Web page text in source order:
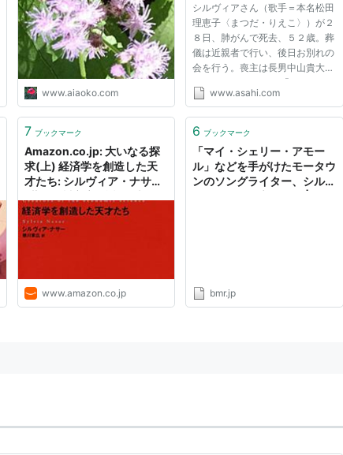
（Sylvia）」1973年が最
強！【名曲・名盤】 -
Arigato 毎日幸せを感じる
「懐かしい曲」と「思い出」
と「終活」
www.aiaoko.com
シルヴィアさん（歌手＝本名松田
理恵子〈まつだ・りえこ〉）が２
８日、肺がんで死去、５２歳。葬
儀は近親者で行い、後日お別れの
会を行う。喪主は長男中山貴大
（きだい）さん。 「ロス・イ
ンディオス＆シルヴィア」のボー
「うそよ今夜も」などを歌った。
「...
www.asahi.com
7 ブックマーク
Amazon.co.jp: 大いなる探
求(上) 経済学を創造した天
才たち: シルヴィア・ナサー
www.amazon.co.jp
6 ブックマーク
「マイ・シェリー・アモー
ル」などを手がけたモータウ
ンのソングライター、シルヴ
bmr.jp